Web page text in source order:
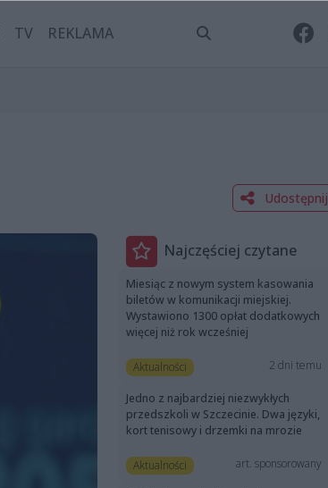
TV REKLAMA
Udostępnij
Najczęściej czytane
Miesiąc z nowym system kasowania
biletów w komunikacji miejskiej.
Wystawiono 1300 opłat dodatkowych
więcej niż rok wcześniej
Aktualności 2 dni temu
Jedno z najbardziej niezwykłych
przedszkoli w Szczecinie. Dwa języki,
kort tenisowy i drzemki na mrozie
Aktualności art. sponsorowany